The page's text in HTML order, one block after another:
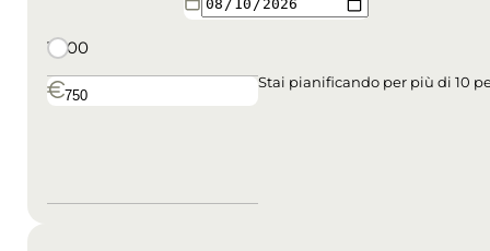
10:00
Stai pianificando per più di 10